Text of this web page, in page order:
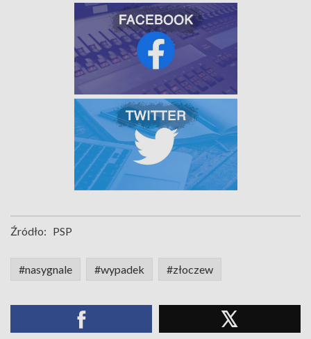
Źródło: PSP
#nasygnale #wypadek #złoczew